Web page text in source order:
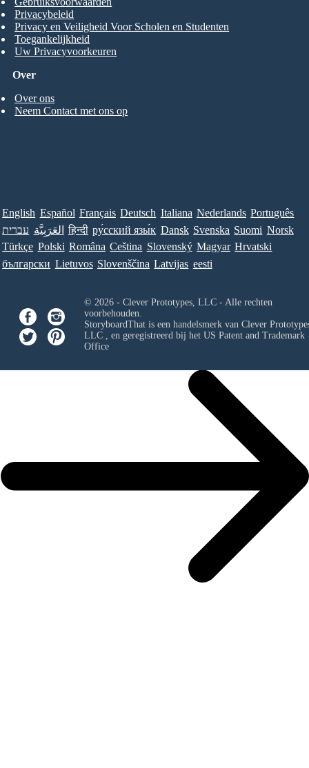
Over
Over ons
Neem Contact met ons op
Privacybeleid
Privacy en Veiligheid Voor Scholen en Studenten
Toegankelijkheid
Uw Privacyvoorkeuren
English Español Français Deutsch Italiana Nederlands Português
עברית العَرَبِيَّة हिन्दी ру́сский язы́к Dansk Svenska Suomi Norsk
Türkçe Polski Româna Ceština Slovenský Magyar Hrvatski
български Lietuvos Slovenščina Latvijas eesti
© 2026 - Clever Prototypes, LLC - Alle rechten
voorbehouden.
StoryboardThat is een handelsmerk van Clever
LLC, en geregistreerd bij het US Patent and Trademark
Office